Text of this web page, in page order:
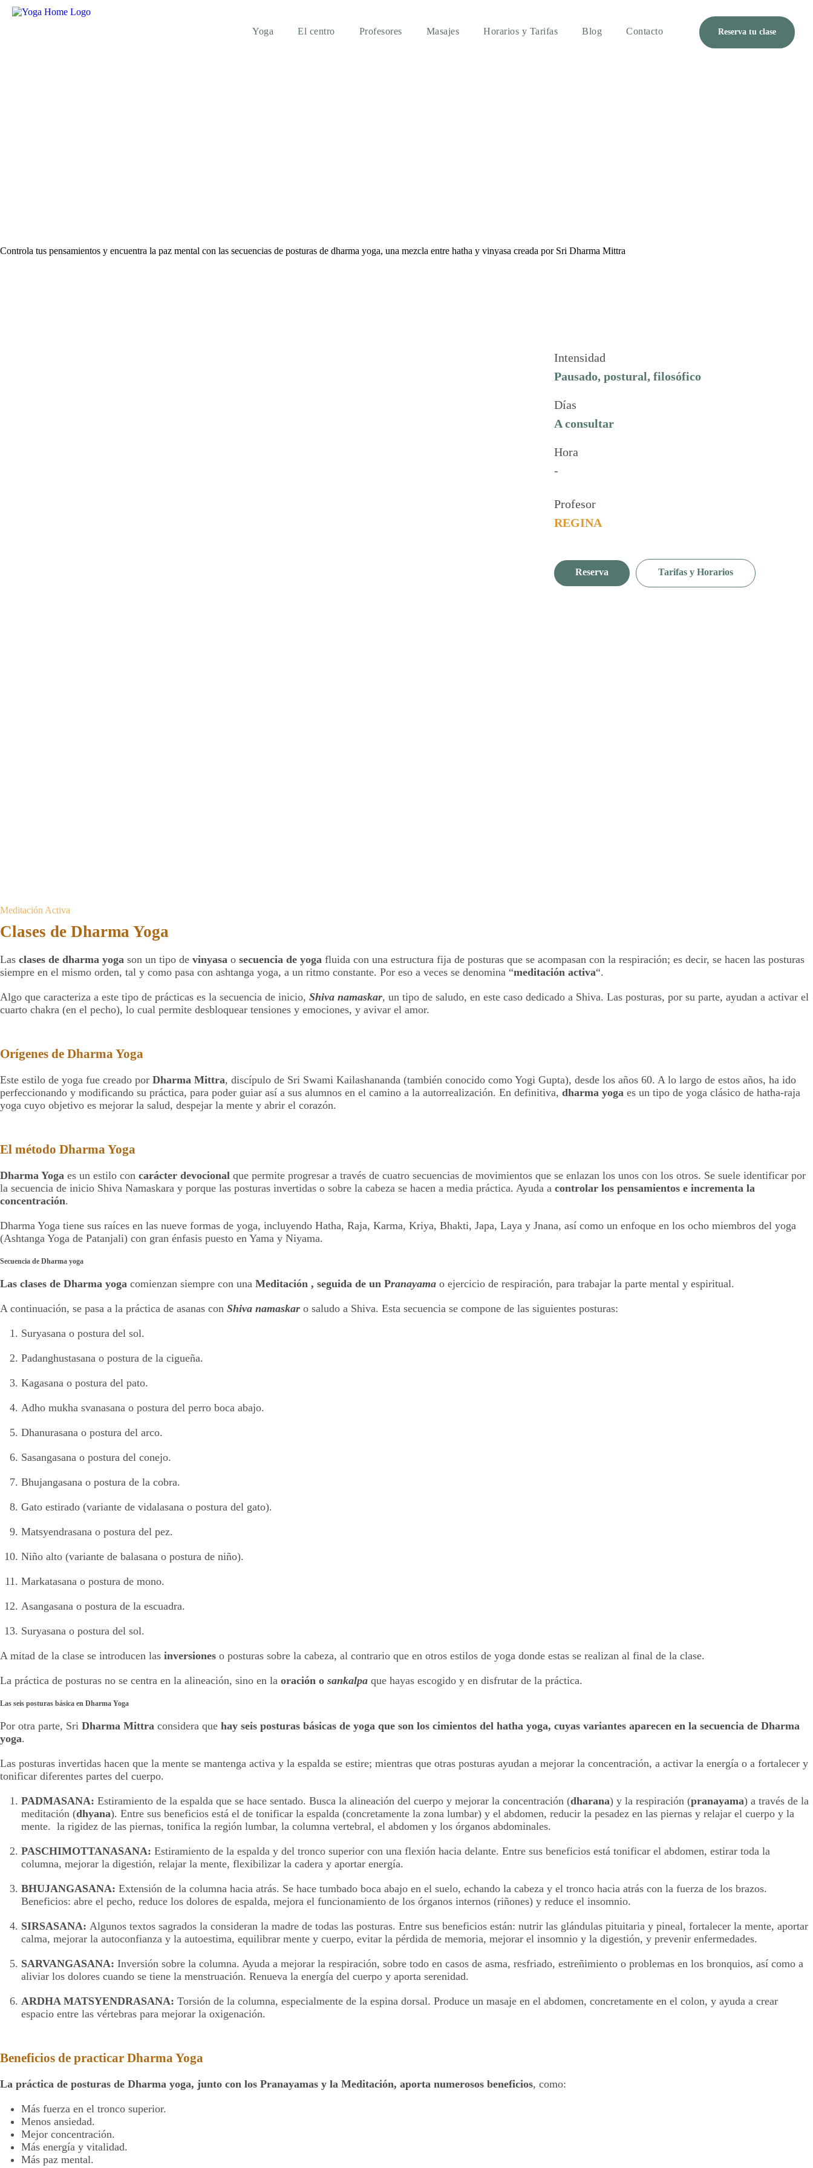
Yoga El centro Profesores Masajes Horarios y Tarifas Blog Contacto Reserva tu clase
Controla tus pensamientos y encuentra la paz mental con las secuencias de posturas de dharma yoga, una mezcla entre hatha y vinyasa creada por Sri Dharma Mittra
Intensidad
Pausado, postural, filosófico
Días
A consultar
Hora
-
Profesor
REGINA
Reserva Tarifas y Horarios
Meditación Activa
Clases de Dharma Yoga
Las clases de dharma yoga son un tipo de vinyasa o secuencia de yoga fluida con una estructura fija de posturas que se acompasan con la respiración; es decir, se hacen las posturas
siempre en el mismo orden, tal y como pasa con ashtanga yoga, a un ritmo constante. Por eso a veces se denomina “meditación activa“.
Algo que caracteriza a este tipo de prácticas es la secuencia de inicio, Shiva namaskar, un tipo de saludo, en este caso dedicado a Shiva. Las posturas, por su parte, ayudan a activar el
cuarto chakra (en el pecho), lo cual permite desbloquear tensiones y emociones, y avivar el amor.
Orígenes de Dharma Yoga
Este estilo de yoga fue creado por Dharma Mittra, discípulo de Sri Swami Kailashananda (también conocido como Yogi Gupta), desde los años 60. A lo largo de estos años, ha ido
perfeccionando y modificando su práctica, para poder guiar así a sus alumnos en el camino a la autorrealización. En definitiva, dharma yoga es un tipo de yoga clásico de hatha-raja
yoga cuyo objetivo es mejorar la salud, despejar la mente y abrir el corazón.
El método Dharma Yoga
Dharma Yoga es un estilo con carácter devocional que permite progresar a través de cuatro secuencias de movimientos que se enlazan los unos con los otros. Se suele identificar por
la secuencia de inicio Shiva Namaskara y porque las posturas invertidas o sobre la cabeza se hacen a media práctica. Ayuda a controlar los pensamientos e incrementa la
concentración.
Dharma Yoga tiene sus raíces en las nueve formas de yoga, incluyendo Hatha, Raja, Karma, Kriya, Bhakti, Japa, Laya y Jnana, así como un enfoque en los ocho miembros del yoga
(Ashtanga Yoga de Patanjali) con gran énfasis puesto en Yama y Niyama.
Secuencia de Dharma yoga
Las clases de Dharma yoga comienzan siempre con una Meditación , seguida de un Pranayama o ejercicio de respiración, para trabajar la parte mental y espiritual.
A continuación, se pasa a la práctica de asanas con Shiva namaskar o saludo a Shiva. Esta secuencia se compone de las siguientes posturas:
Suryasana o postura del sol.
Padanghustasana o postura de la cigueña.
Kagasana o postura del pato.
Adho mukha svanasana o postura del perro boca abajo.
Dhanurasana o postura del arco.
Sasangasana o postura del conejo.
Bhujangasana o postura de la cobra.
Gato estirado (variante de vidalasana o postura del gato).
Matsyendrasana o postura del pez.
Niño alto (variante de balasana o postura de niño).
Markatasana o postura de mono.
Asangasana o postura de la escuadra.
Suryasana o postura del sol.
A mitad de la clase se introducen las inversiones o posturas sobre la cabeza, al contrario que en otros estilos de yoga donde estas se realizan al final de la clase.
La práctica de posturas no se centra en la alineación, sino en la oración o sankalpa que hayas escogido y en disfrutar de la práctica.
Las seis posturas básica en Dharma Yoga
Por otra parte, Sri Dharma Mittra considera que hay seis posturas básicas de yoga que son los cimientos del hatha yoga, cuyas variantes aparecen en la secuencia de Dharma
yoga.
Las posturas invertidas hacen que la mente se mantenga activa y la espalda se estire; mientras que otras posturas ayudan a mejorar la concentración, a activar la energía o a fortalecer y
tonificar diferentes partes del cuerpo.
PADMASANA: Estiramiento de la espalda que se hace sentado. Busca la alineación del cuerpo y mejorar la concentración (dharana) y la respiración (pranayama) a través de la
meditación (dhyana). Entre sus beneficios está el de tonificar la espalda (concretamente la zona lumbar) y el abdomen, reducir la pesadez en las piernas y relajar el cuerpo y la
mente. la rigidez de las piernas, tonifica la región lumbar, la columna vertebral, el abdomen y los órganos abdominales.
PASCHIMOTTANASANA: Estiramiento de la espalda y del tronco superior con una flexión hacia delante. Entre sus beneficios está tonificar el abdomen, estirar toda la
columna, mejorar la digestión, relajar la mente, flexibilizar la cadera y aportar energía.
BHUJANGASANA: Extensión de la columna hacia atrás. Se hace tumbado boca abajo en el suelo, echando la cabeza y el tronco hacia atrás con la fuerza de los brazos.
Beneficios: abre el pecho, reduce los dolores de espalda, mejora el funcionamiento de los órganos internos (riñones) y reduce el insomnio.
SIRSASANA: Algunos textos sagrados la consideran la madre de todas las posturas. Entre sus beneficios están: nutrir las glándulas pituitaria y pineal, fortalecer la mente, aportar
calma, mejorar la autoconfianza y la autoestima, equilibrar mente y cuerpo, evitar la pérdida de memoria, mejorar el insomnio y la digestión, y prevenir enfermedades.
SARVANGASANA: Inversión sobre la columna. Ayuda a mejorar la respiración, sobre todo en casos de asma, resfriado, estreñimiento o problemas en los bronquios, así como a
aliviar los dolores cuando se tiene la menstruación. Renueva la energía del cuerpo y aporta serenidad.
ARDHA MATSYENDRASANA: Torsión de la columna, especialmente de la espina dorsal. Produce un masaje en el abdomen, concretamente en el colon, y ayuda a crear
espacio entre las vértebras para mejorar la oxigenación.
Beneficios de practicar Dharma Yoga
La práctica de posturas de Dharma yoga, junto con los Pranayamas y la Meditación, aporta numerosos beneficios, como:
Más fuerza en el tronco superior.
Menos ansiedad.
Mejor concentración.
Más energía y vitalidad.
Más paz mental.